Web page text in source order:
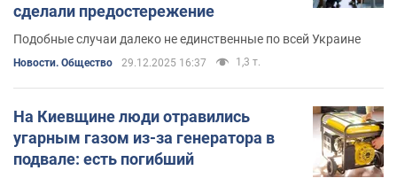
сделали предостережение
Подобные случаи далеко не единственные по всей Украине
Новости. Общество 29.12.2025 16:37 1,3 т.
На Киевщине люди отравились
угарным газом из-за генератора в
подвале: есть погибший